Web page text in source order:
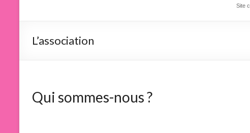
Site
L’association
Qui sommes-nous ?